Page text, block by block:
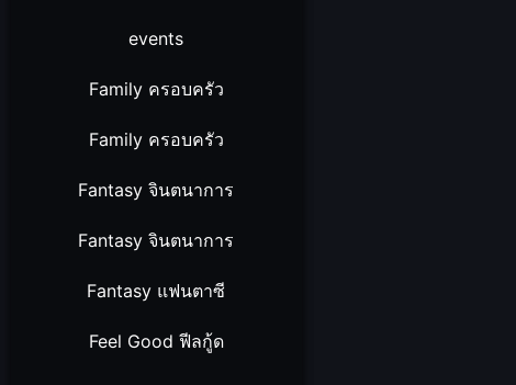
events
Family ครอบครัว
Family ครอบครัว
Fantasy จินตนาการ
Fantasy จินตนาการ
Fantasy แฟนตาซี
Feel Good ฟีลกู้ด